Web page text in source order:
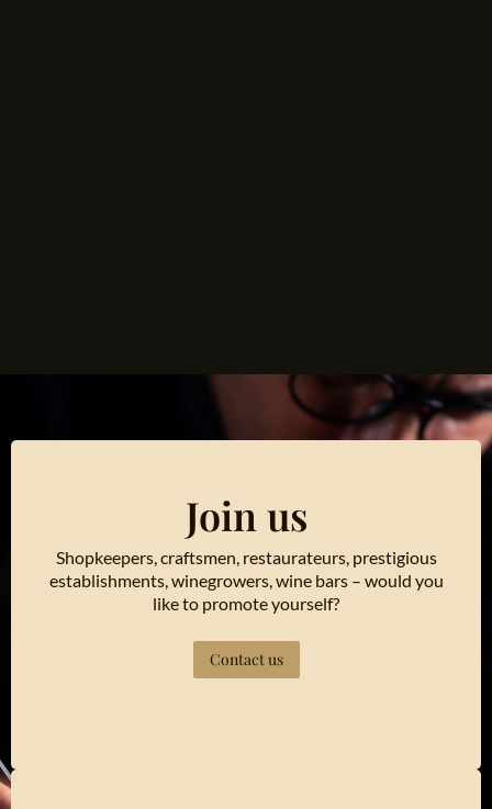
Join us
Shopkeepers, craftsmen, restaurateurs, prestigious
establishments, winegrowers, wine bars – would you
like to promote yourself?
Contact us